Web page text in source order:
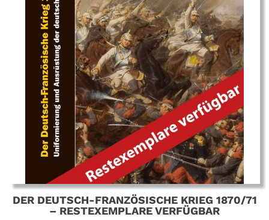
DER DEUTSCH-FRANZÖSISCHE KRIEG 1870/71
– RESTEXEMPLARE VERFÜGBAR